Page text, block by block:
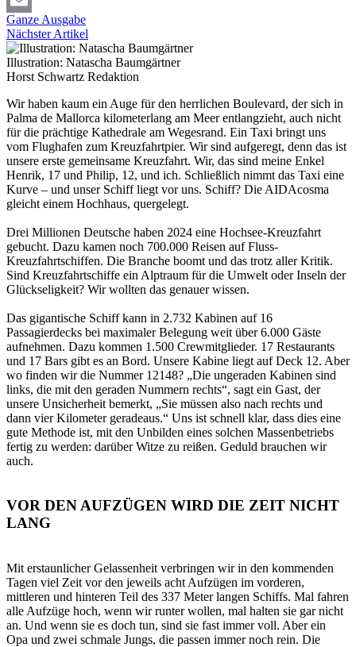
Email
Ganze Ausgabe
Nächster Artikel
Illustration: Natascha Baumgärtner
Horst Schwartz Redaktion
Wir haben kaum ein Auge für den herrlichen Boulevard, der sich in
Palma de Mallorca kilometerlang am Meer entlangzieht, auch nicht
für die prächtige Kathedrale am Wegesrand. Ein Taxi bringt uns
vom Flughafen zum Kreuzfahrtpier. Wir sind aufgeregt, denn das ist
unsere erste gemeinsame Kreuzfahrt. Wir, das sind meine Enkel
Henrik, 17 und Philip, 12, und ich. Schließlich nimmt das Taxi eine
Kurve – und unser Schiff liegt vor uns. Schiff? Die AIDAcosma
gleicht einem Hochhaus, quergelegt.
Drei Millionen Deutsche haben 2024 eine Hochsee-Kreuzfahrt
gebucht. Dazu kamen noch 700.000 Reisen auf Fluss-
Kreuzfahrtschiffen. Die Branche boomt und das trotz aller Kritik.
Sind Kreuzfahrtschiffe ein Alptraum für die Umwelt oder Inseln der
Glückseligkeit? Wir wollten das genauer wissen.
Das gigantische Schiff kann in 2.732 Kabinen auf 16
Passagierdecks bei maximaler Belegung weit über 6.000 Gäste
aufnehmen. Dazu kommen 1.500 Crewmitglieder. 17 Restaurants
und 17 Bars gibt es an Bord. Unsere Kabine liegt auf Deck 12. Aber
wo finden wir die Nummer 12148? „Die ungeraden Kabinen sind
links, die mit den geraden Nummern rechts“, sagt ein Gast, der
unsere Unsicherheit bemerkt, „Sie müssen also nach rechts und
dann vier Kilometer geradeaus.“ Uns ist schnell klar, dass dies eine
gute Methode ist, mit den Unbilden eines solchen Massenbetriebs
fertig zu werden: darüber Witze zu reißen. Geduld brauchen wir
auch.
VOR DEN AUFZÜGEN WIRD DIE ZEIT NICHT
LANG
Mit erstaunlicher Gelassenheit verbringen wir in den kommenden
Tagen viel Zeit vor den jeweils acht Aufzügen im vorderen,
mittleren und hinteren Teil des 337 Meter langen Schiffs. Mal fahren
alle Aufzüge hoch, wenn wir runter wollen, mal halten sie gar nicht
an. Und wenn sie es doch tun, sind sie fast immer voll. Aber ein
Opa und zwei schmale Jungs, die passen immer noch rein. Die